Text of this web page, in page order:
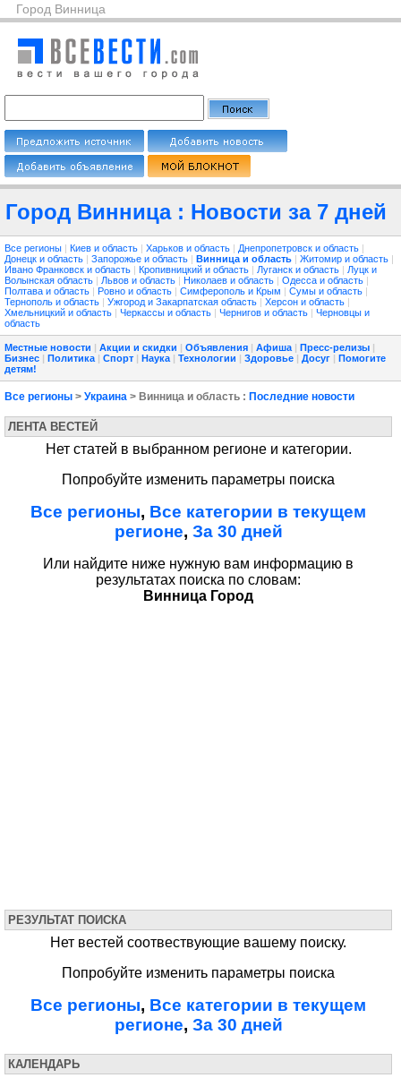
Город Винница
Город Винница : Новости за 7 дней
Все регионы | Киев и область | Харьков и область | Днепропетровск и область |
Донецк и область | Запорожье и область | Винница и область | Житомир и область |
Ивано Франковск и область | Кропивницкий и область | Луганск и область | Луцк и
Волынская область | Львов и область | Николаев и область | Одесса и область |
Полтава и область | Ровно и область | Симферополь и Крым | Сумы и область |
Тернополь и область | Ужгород и Закарпатская область | Херсон и область |
Хмельницкий и область | Черкассы и область | Чернигов и область | Черновцы и
область
Местные новости | Акции и скидки | Объявления | Афиша | Пресс-релизы |
Бизнес | Политика | Спорт | Наука | Технологии | Здоровье | Досуг | Помогите
детям!
Все регионы > Украина > Винница и область : Последние новости
ЛЕНТА ВЕСТЕЙ
Нет статей в выбранном регионе и категории.
Попробуйте изменить параметры поиска
Все регионы, Все категории в текущем
регионе, За 30 дней
Или найдите ниже нужную вам информацию в
результатах поиска по словам:
Винница Город
РЕЗУЛЬТАТ ПОИСКА
Нет вестей соотвествующие вашему поиску.
Попробуйте изменить параметры поиска
Все регионы, Все категории в текущем
регионе, За 30 дней
КАЛЕНДАРЬ